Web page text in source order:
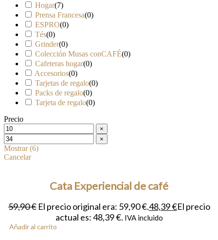
Hogar(7)
Prensa Francesa(0)
ESPRO(0)
Tés(0)
Grinder(0)
Colección Musas conCAFÉ(0)
Cafeteras hogar(0)
Accesorios(0)
Tarjetas de regalo(0)
Packs de regalo(0)
Tarjeta de regalo(0)
Precio
×
×
Mostrar(6)
Cancelar
Cata Experiencial de café
59,90€ El precio original era: 59,90 €.48,39€El precio
actual es: 48,39 €. IVA incluido
Añadir al carrito